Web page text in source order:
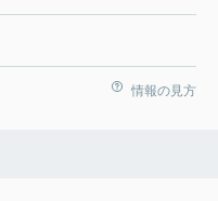
情報の見方